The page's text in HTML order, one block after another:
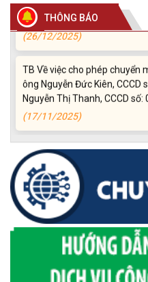
THÔNG BÁO
(26/12/2025)
TB Về việc cho phép chuyển
ông Nguyễn Đức Kiên, CCCD
Nguyễn Thị Thanh, CCCD
(17/11/2025)
Niêm yết công khai về việc
dụng đất, đối với ông
Văn Hùng), địa chỉ thường trú
Krông Ana, tỉnh Đắk Lắk
(11/11/2025)
TB Về việc cho phép chuyển
ông Hoàng Nhất, CCCD số:
Quý, CCCD số:
(04/11/2025)